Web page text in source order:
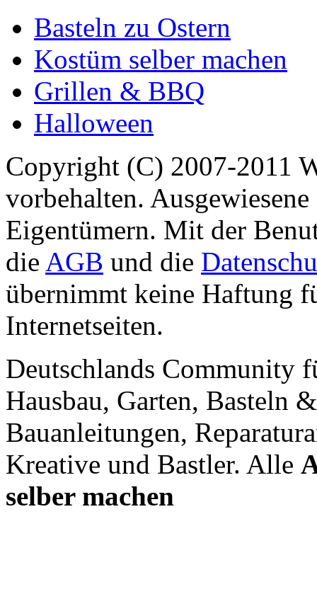
Basteln zu Ostern
Kostüm selber machen
Grillen & BBQ
Halloween
Copyright (C) 2007-2011
vorbehalten.
Eigentümern. Mit der
die AGB und die
übernimmt keine Haftung
Internetseiten.
Deutschlands Community
Hausbau, Garten, Basteln
Bauanleitungen,
Kreative und Bastler. Alle
selber machen